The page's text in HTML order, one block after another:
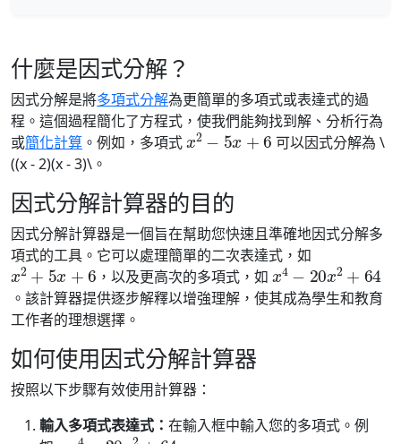
什麼是因式分解？
因式分解是將多項式分解為更簡單的多項式或表達式的過
程。這個過程簡化了方程式，使我們能夠找到解、分析行為
或簡化計算 。例如，多項式
x2−5x+6
可以因式分解為 \
((x - 2)(x - 3)\。
因式分解計算器的目的
因式分解計算器是一個旨在幫助您快速且準確地因式分解多
項式的工具。它可以處理簡單的二次表達式，如
x2+5x+6
，以及更高次的多項式，如
x4−20 2+
。該計算器提供逐步解釋以增強理解，使其成為學生和教育
工作者的理想選擇。
如何使用因式分解計算器
按照以下步驟有效使用計算器：
輸入多項式表達式： 在輸入框中輸入您的多項式。例
x4−20x2+64